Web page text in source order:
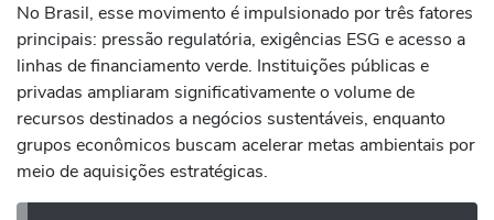
No Brasil, esse movimento é impulsionado por três fatores
principais: pressão regulatória, exigências ESG e acesso a
linhas de financiamento verde. Instituições públicas e
privadas ampliaram significativamente o volume de
recursos destinados a negócios sustentáveis, enquanto
grupos econômicos buscam acelerar metas ambientais por
meio de aquisições estratégicas.